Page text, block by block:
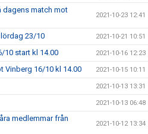
dagens match mot
2021-10-23 12:41
23/10 2021-10-21 10:51
10 start kl 14.00 2021-10-16 12:23
Vinberg 16/10 kl 14.00 2021-10-15 10:11
2021-10-13 13:31
2021-10-13 06:48
medlemmar från
2021-10-12 13:34